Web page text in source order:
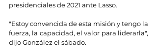
presidenciales de 2021 ante Lasso.
"Estoy convencida de esta misión y tengo la
fuerza, la capacidad, el valor para liderarla",
dijo González el sábado.